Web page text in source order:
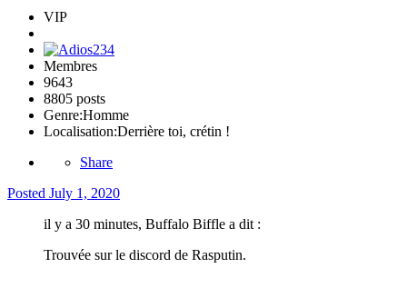
VIP
Membres
9643
8805 posts
Genre:Homme
Localisation:Derrière toi, crétin !
Share
Posted July 1, 2020
il y a 30 minutes, Buffalo Biffle a dit :
Trouvée sur le discord de Rasputin.